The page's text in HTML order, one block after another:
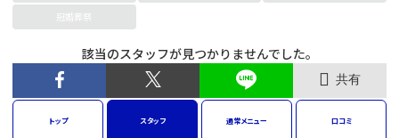
冠婚葬祭
該当のスタッフが見つかりませんでした。
共有
トップ スタッフ 通常メニュー 口コミ